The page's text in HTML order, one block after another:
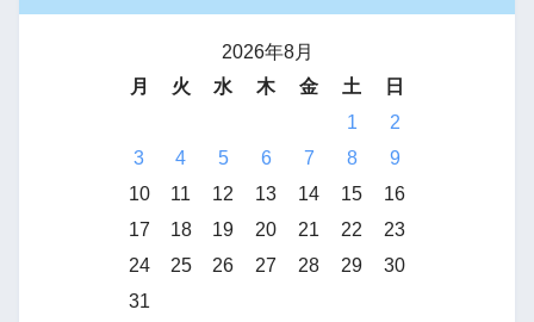
【リリカルなのは】
【あんこ】やる夫はWBに乗っ
てしまったようです【機動戦
士ガンダム】
ウンを飛び出すようです【ポ
ケモン】
2026年8月
月
火 水 木 金 土
日
1
2
3
4 5 6 7 8
9
10
11 12 13 14 15
16
17
18 19 20 21 22
23
24
25 26 27 28 29
30
31